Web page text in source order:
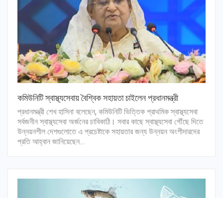
কমিউনিটি স্বাস্থ্যসেবায় বৈশ্বিক সহায়তা চাইলেন প্রধানমন্ত্রী
প্রধানমন্ত্রী শেখ হাসিনা বলেছেন, কমিউনিটি ভিত্তিক প্রাথমিক স্বাস্থ্যসেবা
সর্বজনীন স্বাস্থ্যসেবা অর্জনের চাবিকাঠি। সবার কাছে স্বাস্থ্যসেবা পৌঁছে দিতে
উন্নয়নশীল দেশগুলোতে এ প্রচেষ্টাকে সহায়তার জন্য উন্নয়ন অংশীদারদের
প্রতি আহ্বান জানিয়েছেন…